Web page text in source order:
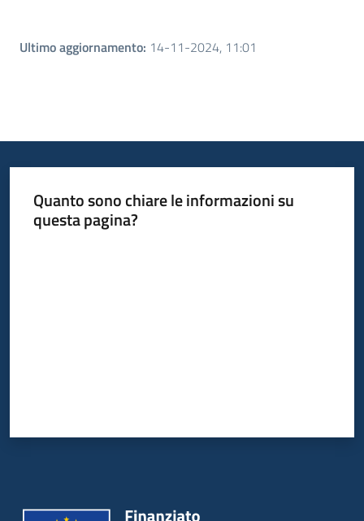
Ultimo aggiornamento: 14-11-2024, 11:01
Quanto sono chiare le informazioni su
questa pagina?